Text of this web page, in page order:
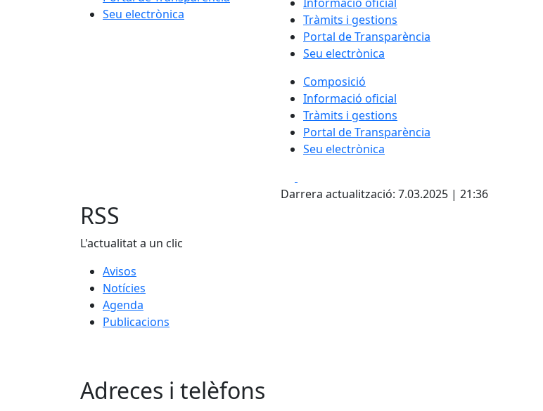
Seu electrònica
Tràmits i gestions
Portal de Transparència
Seu electrònica
Composició
Informació oficial
Tràmits i gestions
Portal de Transparència
Seu electrònica
Darrera actualització: 7.03.2025 | 21:36
RSS
L'actualitat a un clic
Avisos
Notícies
Agenda
Publicacions
Adreces i telèfons